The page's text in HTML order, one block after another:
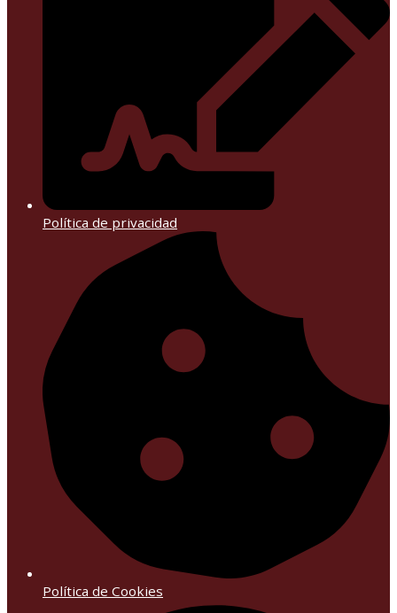
Política de privacidad
Política de Cookies